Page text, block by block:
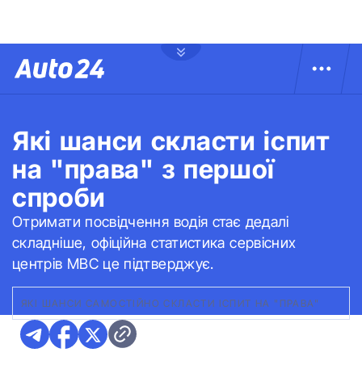
Які шанси скласти іспит
на "права" з першої
спроби
Отримати посвідчення водія стає дедалі
складніше, офіційна статистика сервісних
центрів МВС це підтверджує.
ЯКІ ШАНСИ САМОСТІЙНО СКЛАСТИ ІСПИТ НА "ПРАВА"